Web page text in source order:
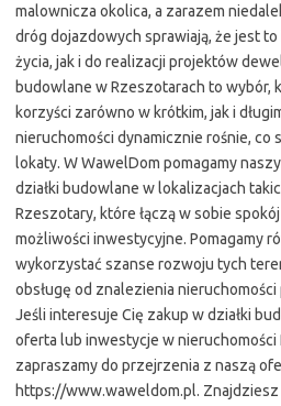
malownicza okolica, a zarazem
dróg dojazdowych sprawiają, że jest
życia, jak i do realizacji projektów
budowlane w Rzeszotarach to wybór,
korzyści zarówno w krótkim, jak i
nieruchomości dynamicznie rośnie, co
lokaty. W WawelDom pomagamy
działki budowlane w lokalizacjach
Rzeszotary, które łączą w sobie
możliwości inwestycyjne. Pomagamy
wykorzystać szanse rozwoju tych
obsługę od znalezienia
Jeśli interesuje Cię zakup w działki
oferta lub inwestycje w nieruchomości
zapraszamy do przejrzenia z naszą
https://www.waweldom.pl. Znajdziesz